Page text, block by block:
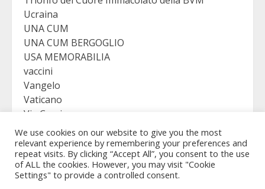
Ucraina
UNA CUM
UNA CUM BERGOGLIO
USA MEMORABILIA
vaccini
Vangelo
Vaticano
Via Crucis
VICTORY
Viganò
We use cookies on our website to give you the most
relevant experience by remembering your preferences and
repeat visits. By clicking “Accept All”, you consent to the use
of ALL the cookies. However, you may visit "Cookie
Settings" to provide a controlled consent.